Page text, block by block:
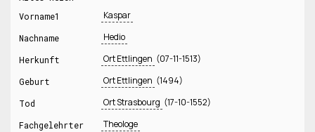
Vorname1 Kaspar
Nachname Hedio
Herkunft Ort Ettlingen (07-11-1513)
Geburt Ort Ettlingen (1494)
Tod Ort Strasbourg (17-10-1552)
Fachgelehrter Theologe